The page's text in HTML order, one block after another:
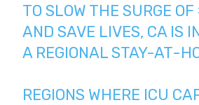
TO SLOW THE SURGE OF
AND SAVE LIVES, CA IS
A REGIONAL STAY-AT-
REGIONS WHERE ICU